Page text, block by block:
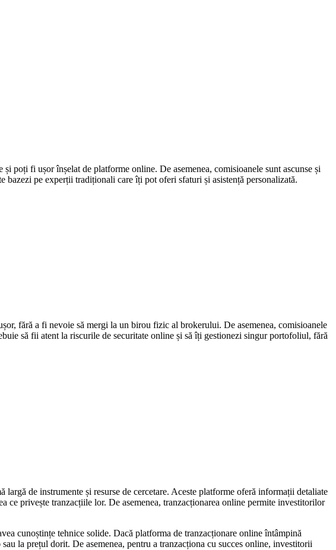
poți fi ușor înșelat de platforme online. De asemenea, comisioanele sunt ascunse și
pe experții tradiționali care îți pot oferi sfaturi și asistență personalizată.
fără a fi nevoie să mergi la un birou fizic al brokerului. De asemenea, comisioanele
să fii atent la riscurile de securitate online și să îți gestionezi singur portofoliul, fără
de instrumente și resurse de cercetare. Aceste platforme oferă informații detaliate
ce privește tranzacțiile lor. De asemenea, tranzacționarea online permite investitorilor
cunoștințe tehnice solide. Dacă platforma de tranzacționare online întâmpină
la prețul dorit. De asemenea, pentru a tranzacționa cu succes online, investitorii